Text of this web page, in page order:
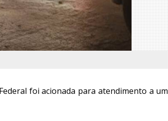
foi acionada para atendimento a um